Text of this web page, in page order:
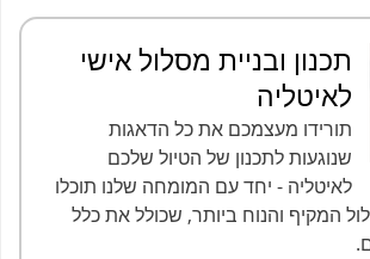
תכנון ובניית מסלול אישי
לאיטליה
תורידו מעצמכם את כל הדאגות
שנוגעות לתכנון של הטיול שלכם
לאיטליה - יחד עם המומחה שלנו תוכלו
המקיף והנוח ביותר, שכולל את כלל